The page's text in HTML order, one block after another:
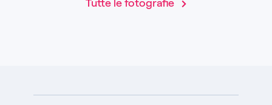
Tutte le fotografie